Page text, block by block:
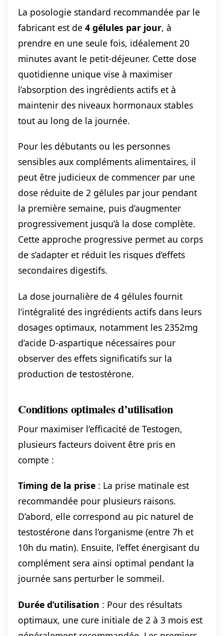
La posologie standard recommandée par le
fabricant est de 4 gélules par jour, à
prendre en une seule fois, idéalement 20
minutes avant le petit-déjeuner. Cette dose
quotidienne unique vise à maximiser
l’absorption des ingrédients actifs et à
maintenir des niveaux hormonaux stables
tout au long de la journée.
Pour les débutants ou les personnes
sensibles aux compléments alimentaires, il
peut être judicieux de commencer par une
dose réduite de 2 gélules par jour pendant
la première semaine, puis d’augmenter
progressivement jusqu’à la dose complète.
Cette approche progressive permet au corps
de s’adapter et réduit les risques d’effets
secondaires digestifs.
La dose journalière de 4 gélules fournit
l’intégralité des ingrédients actifs dans leurs
dosages optimaux, notamment les 2352mg
d’acide D-aspartique nécessaires pour
observer des effets significatifs sur la
production de testostérone.
Conditions optimales d’utilisation
Pour maximiser l’efficacité de Testogen,
plusieurs facteurs doivent être pris en
compte :
Timing de la prise : La prise matinale est
recommandée pour plusieurs raisons.
D’abord, elle correspond au pic naturel de
testostérone dans l’organisme (entre 7h et
10h du matin). Ensuite, l’effet énergisant du
complément sera ainsi optimal pendant la
journée sans perturber le sommeil.
Durée d’utilisation : Pour des résultats
optimaux, une cure initiale de 2 à 3 mois est